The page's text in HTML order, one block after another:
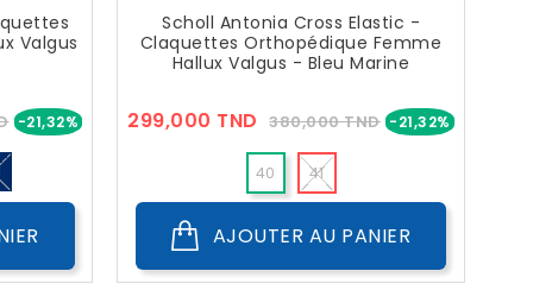
Valgus
-21,32%Prix
Scholl Antonia Cross Elastic -
Claquettes Orthopédique Femme
Hallux Valgus - Bleu Marine
299,000 TND Prix
Public
380,000 TND -21,32% Prix
40 41
AJOUTER AU PANIER